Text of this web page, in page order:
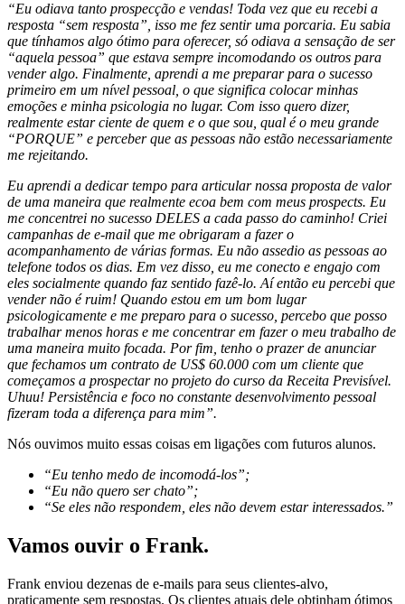
“Eu odiava tanto prospecção e vendas! Toda vez que eu recebi a
resposta “sem resposta”, isso me fez sentir uma porcaria. Eu sabia
que tínhamos algo ótimo para oferecer, só odiava a sensação de ser
“aquela pessoa” que estava sempre incomodando os outros para
vender algo. Finalmente, aprendi a me preparar para o sucesso
primeiro em um nível pessoal, o que significa colocar minhas
emoções e minha psicologia no lugar. Com isso quero dizer,
realmente estar ciente de quem e o que sou, qual é o meu grande
“PORQUE” e perceber que as pessoas não estão necessariamente
me rejeitando.
Eu aprendi a dedicar tempo para articular nossa proposta de valor
de uma maneira que realmente ecoa bem com meus prospects. Eu
me concentrei no sucesso DELES a cada passo do caminho! Criei
campanhas de e-mail que me obrigaram a fazer o
acompanhamento de várias formas. Eu não assedio as pessoas ao
telefone todos os dias. Em vez disso, eu me conecto e engajo com
eles socialmente quando faz sentido fazê-lo. Aí então eu percebi que
vender não é ruim! Quando estou em um bom lugar
psicologicamente e me preparo para o sucesso, percebo que posso
trabalhar menos horas e me concentrar em fazer o meu trabalho de
uma maneira muito focada. Por fim, tenho o prazer de anunciar
que fechamos um contrato de US$ 60.000 com um cliente que
começamos a prospectar no projeto do curso da Receita Previsível.
Uhuu! Persistência e foco no constante desenvolvimento pessoal
fizeram toda a diferença para mim”.
Nós ouvimos muito essas coisas em ligações com futuros alunos.
“Eu tenho medo de incomodá-los”;
“Eu não quero ser chato”;
“Se eles não respondem, eles não devem estar interessados.”
Vamos ouvir o Frank.
Frank enviou dezenas de e-mails para seus clientes-alvo,
praticamente sem respostas. Os clientes atuais dele obtinham ótimos